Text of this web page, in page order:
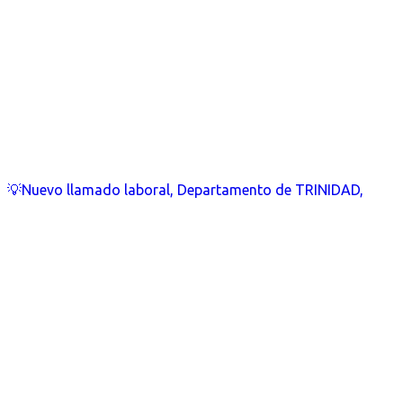
💡Nuevo llamado laboral, Departamento de TRINIDAD,